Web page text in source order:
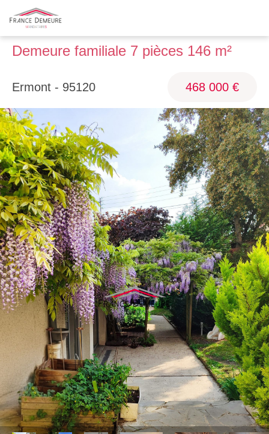
Demeure familiale 7 pièces 146 m²
Ermont - 95120 468 000 €